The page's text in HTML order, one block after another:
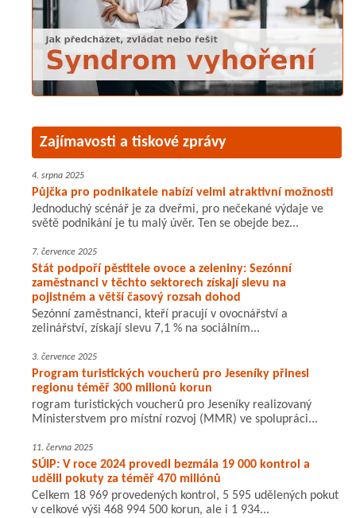
Zajímavosti a tiskové zprávy
4. srpna 2025
Půjčka pro podnikatele nabízí velmi atraktivní možnosti
Jednoduchý scénář je za dveřmi, pro nečekané výdaje ve
světě podnikání je tu malý úvěr. Ten se obejde bez...
7. července 2025
Stát podpoří pěstitele ovoce a zeleniny: Sezónní
zaměstnanci v těchto sektorech získají slevu na
pojistném a větší časový rozsah dohod
Sezónní zaměstnanci, kteří pracují v ovocnářství a
zelinářství, získají slevu 7,1 % na sociálním...
3. července 2025
Program turistických voucherů pro Jeseníky přinesl
regionu téměř 300 milionů korun
rogram turistických voucherů pro Jeseníky realizovaný
Ministerstvem pro místní rozvoj (MMR) ve spolupráci...
11. června 2025
SÚIP: V roce 2024 provedl bezmála 19 000 kontrol a
udělil pokuty za téměř 470 miliónů
Celkem 18 969 provedených kontrol, 5 595 udělených pokut
v celkové výši 468 994 500 korun, ale i 1 934...